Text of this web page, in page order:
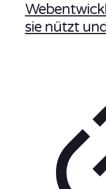
sie nützt